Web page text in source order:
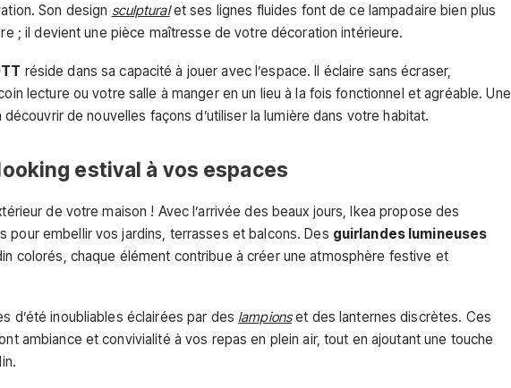
Son design sculpturalet ses lignes fluides font de ce lampadaire bien plus
; il devient une pièce maîtresse de votre décoration intérieure.
réside dans sa capacité à jouer avec l’espace. Il éclaire sans écraser,
lecture ou votre salle à manger en un lieu à la fois fonctionnel et agréable. Une
de nouvelles façons d’utiliser la lumière dans votre habitat.
estival à vos espaces
de votre maison ! Avec l’arrivée des beaux jours, Ikea propose des
pour embellir vos jardins, terrasses et balcons. Des guirlandes lumineuses
colorés, chaque élément contribue à créer une atmosphère festive et
d’été inoubliables éclairées par des lampionset des lanternes discrètes. Ces
ambiance et convivialité à vos repas en plein air, tout en ajoutant une touche